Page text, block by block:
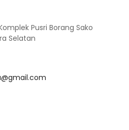
Pusri Borang Sako
Selatan